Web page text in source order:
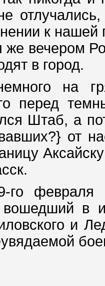
к
же вечером
в город.
на
перед
Штаб, а
от
го февраля
в
и